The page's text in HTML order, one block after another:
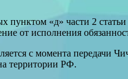
пунктом «д» части 2
от исполнения
с момента передачи
территории РФ.